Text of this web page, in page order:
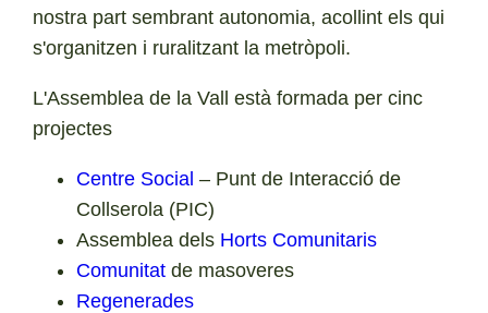
nostra part sembrant autonomia, acollint els qui
s'organitzen i ruralitzant la metròpoli.
L'Assemblea de la Vall està formada per cinc
projectes
Centre Social – Punt de Interacció de
Collserola (PIC)
Assemblea dels Horts Comunitaris
Comunitat de masoveres
Regenerades